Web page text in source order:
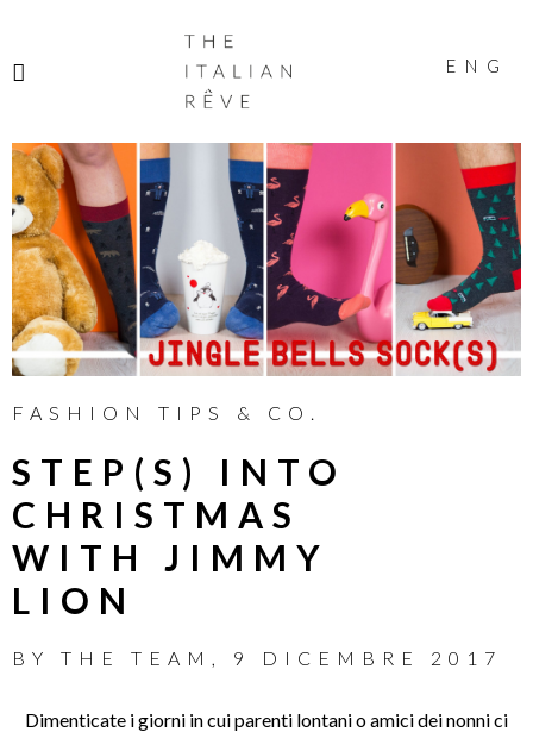
ITALIAN
RÊVE
ENG
FASHION TIPS & CO.
STEP(S) INTO
CHRISTMAS
WITH JIMMY
LION
BY THE TEAM 9 DICEMBRE 2017
Dimenticate i giorni in cui parenti lontani o amici dei nonni ci